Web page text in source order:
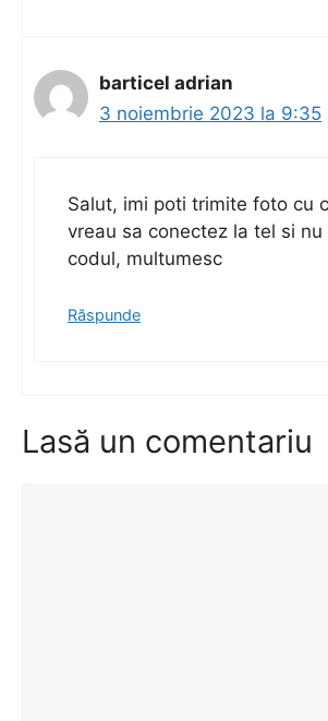
barticel adrian
3 noiembrie 2023 la 9:35
Salut, imi poti trimite foto cu
vreau sa conectez la tel si nu
codul, multumesc
Răspunde
Lasă un comentariu